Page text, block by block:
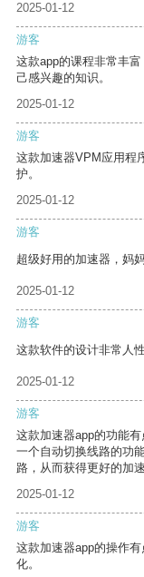
2025-01-12
游客
这款app的课程非常丰
己感兴趣的知识。
2025-01-12
游客
这款加速器VPM应用程
护。
2025-01-12
游客
超级好用的加速器，妈
2025-01-12
游客
这款软件的设计非常人
2025-01-12
游客
这款加速器app的功能
一个自动切换线路的功
路，从而获得更好的加速
2025-01-12
游客
这款加速器app的操作
化。